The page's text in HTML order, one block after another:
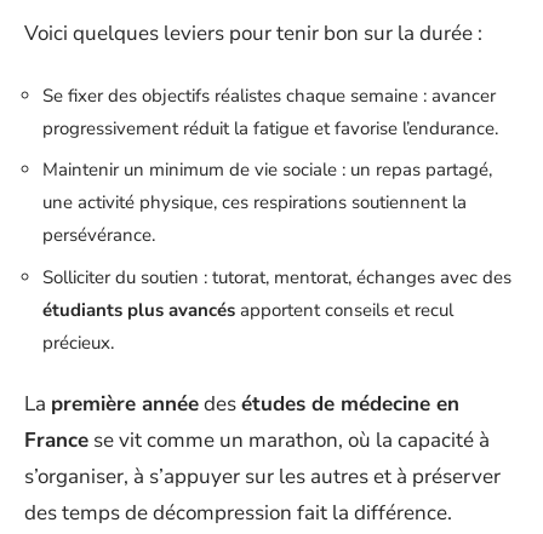
Voici quelques leviers pour tenir bon sur la durée :
Se fixer des objectifs réalistes chaque semaine : avancer
progressivement réduit la fatigue et favorise l’endurance.
Maintenir un minimum de vie sociale : un repas partagé,
une activité physique, ces respirations soutiennent la
persévérance.
Solliciter du soutien : tutorat, mentorat, échanges avec des
étudiants plus avancés apportent conseils et recul
précieux.
La première annéedesétudes de médecine en
France se vit comme un marathon, où la capacité à
s’organiser, à s’appuyer sur les autres et à préserver
des temps de décompression fait la différence.